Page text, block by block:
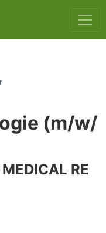
(m/w/
RE